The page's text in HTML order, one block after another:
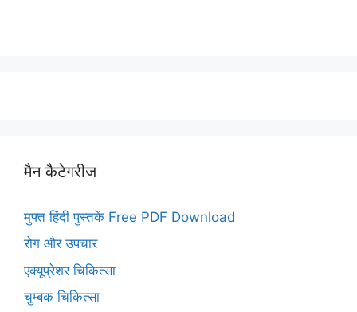
मैन कैटेगरीज
मुफ्त हिंदी पुस्तकें Free PDF Download
रोग और उपचार
एक्यूप्रेशर चिकित्सा
चुम्बक चिकित्सा